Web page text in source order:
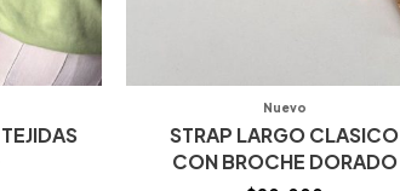
Nuevo
STRAP LARGO CLASICO
CON BROCHE DORADO